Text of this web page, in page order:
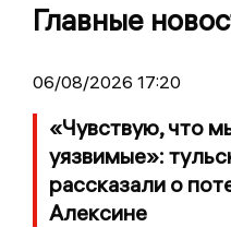
Главные
06/08/2026 17:20
«Чувствую, что
уязвимые»:
рассказали о
Алексине